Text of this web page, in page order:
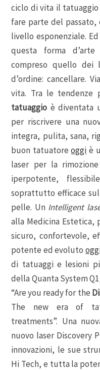
ciclo di vita il
fare parte del passato,
livello esponenziale.
questa forma
compreso quello dei
d’ordine: cancellare.
vita. Tra le tendenze
tatuaggio è diventata
per riscrivere una
integra, pulita, sana,
buon tatuatoreoggi è
laser per la
iperpotente,
soprattutto efficace
pelle. Un Intelligent
alla Medicina
sicuro, confortevole,
potente ed evoluto
di tatuaggi e lesioni
della Quanta System
“Are you ready for the
The new era of
treatments”. Una
nuovo laser Discovery
innovazioni, le sue
Hi Tech, e tutta la